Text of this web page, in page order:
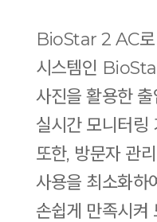
BioStar 2 AC로
시스템인
사진을 활용한
실시간 모니터링
또한, 방문자 관
사용을 최소화하
손쉽게 만족시켜